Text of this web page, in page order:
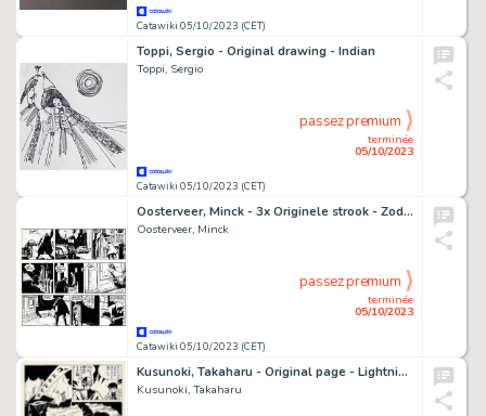
Catawiki 05/10/2023 (CET)
Toppi, Sergio - Original drawing - Indian
Toppi, Sergio
Catawiki 05/10/2023 (CET)
terminée
05/10/2023
passez premium
Oosterveer, Minck - 3x Originele strook - Zodiak - (1997)
Oosterveer, Minck
Catawiki 05/10/2023 (CET)
terminée
05/10/2023
passez premium
Kusunoki, Takaharu - Original page - Lightning Man - (1960)
Kusunoki, Takaharu